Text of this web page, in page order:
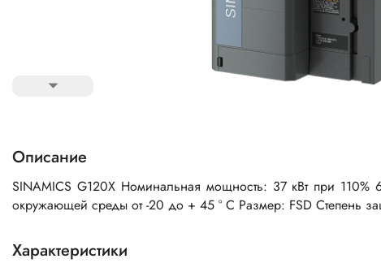
Описание
SINAMICS G120X Номинальная мощность: 37 кВт при
окружающей среды от -20 до + 45 ° C Размер: FSD Степень
Характеристики